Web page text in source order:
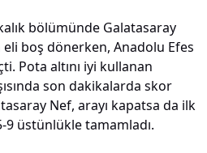
bölümünde Galatasaray
boş dönerken, Anadolu Efes
Pota altını iyi kullanan
son dakikalarda skor
Nef, arayı kapatsa da ilk
9 üstünlükle tamamladı.